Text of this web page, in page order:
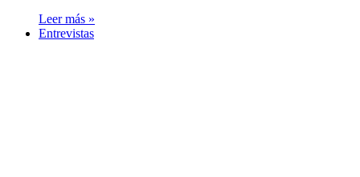
Leer más »
Entrevistas